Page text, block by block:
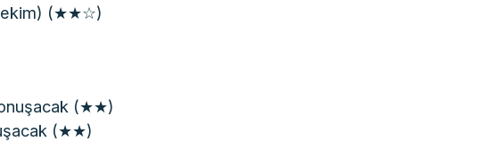
(ekim) (★★☆)
(★★)
(★★)